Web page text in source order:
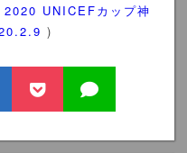
2020 UNICEFカップ神
)